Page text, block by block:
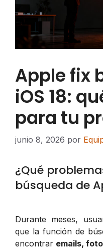
Apple fix
iOS 18:
para tu
junio 8, 2026 por
¿Qué
búsqueda de
Durante meses,
que la función de
encontrar emails,